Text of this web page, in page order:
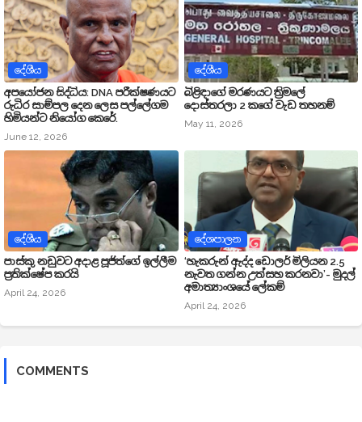
දේශීය
අපයෝජන සිද්ධිය: DNA පරීක්ෂණයට
රුධිර සාම්පල දෙන ලෙස පල්ලේගම
හිමියන්ට නියෝග කෙරේ.
June 12, 2026
දේශීය
බිළිඳාගේ මරණයට ත්‍රිමලේ
දොස්තරලා 2 කගේ වැඩ තහනම්
May 11, 2026
දේශීය
පාස්කු නඩුවට අදාළ පූජිත්ගේ ඉල්ලීම
ප්‍රතික්ෂේප කරයි
April 24, 2026
දේශපාලන
‘හැකරුන් ඇද්ද ඩොලර් මිලියන 2.5
නැවත ගන්න උත්සහ කරනවා’- මුදල්
අමාත්‍යාංශයේ ලේකම්
April 24, 2026
COMMENTS